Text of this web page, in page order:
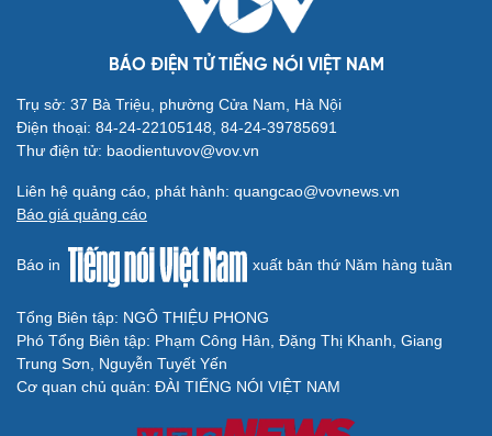
Bê bối thi THPT ở Tuyên Quang, Quảng Trị: Thí
Bộ Công an đề xuất phạt tù 1-5 năm với người chuẩn bị
thực hiện hành vi "Hiếp dâm"
Vụ án điểm 10 môn Toán: Nữ giáo viên ra đầu thú liệu có
được xem xét giảm nhẹ?
Đề xuất các trường hợp có thể nộp tiền để hưởng án
treo, thay thế hình phạt tù
Bộ Công an đẩy mạnh việc tự động cập nhật, điều chỉnh
thông tin cư trú